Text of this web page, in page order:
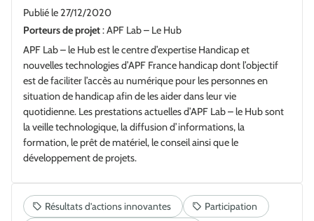
Publié le 27/12/2020
Porteurs de projet: APF Lab – Le Hub
APF Lab – le Hub est le centre d’expertise Handicap et
nouvelles technologies d’APF France handicap dont l’objectif
est de faciliter l’accès au numérique pour les personnes en
situation de handicap afin de les aider dans leur vie
quotidienne. Les prestations actuelles d’APF Lab – le Hub sont
la veille technologique, la diffusion d’informations, la
formation, le prêt de matériel, le conseil ainsi que le
développement de projets.